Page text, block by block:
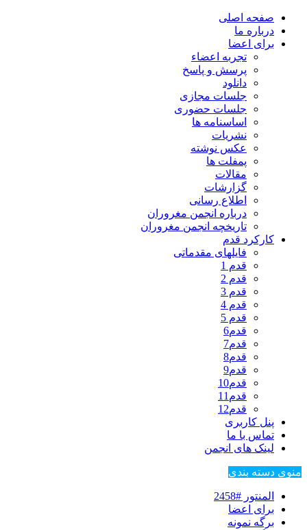
صفحه اصلی
درباره ما
برای اعضا
تجربه اعضاء
پرسش و پاسخ
دانلود
جلسات مجازی
جلسات حضوری
اساسنامه ها
نشریات
عکس نوشته
پمفلت ها
مقالات
گزارشات
اطلاع رسانی
درباره انجمن مغروران
تاریخچه انجمن مغروران
کارکرد قدم
فایلهای مقدماتی
قدم 1
قدم 2
قدم 3
قدم 4
قدم 5
قدم6
قدم7
قدم8
قدم9
قدم10
قدم11
قدم12
پنل کاربری
تماس با ما
لینک های انجمن
منوی دسته بندی
المنتور #2458
برای اعضا
برگه نمونه